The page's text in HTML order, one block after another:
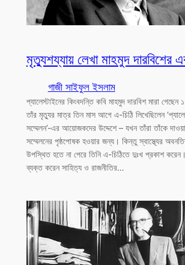
মৃত্যুশয্যায় লেখা মাহমুদ দারবিশের
গাজী সাইফুল ইসলাম
প্যালেস্টাইনের কিংবদন্তি কবি মাহমুদ দারবিশ মারা
তাঁর মৃত্যুর মাত্র তিন মাস আগে এ-চিঠি লিখেছিলেন
সম্মেলন’-এর আয়োজকদের উদ্দেশে – যখন তাঁরা তাঁকে
সম্মেলনের পৃষ্ঠপোষক হওয়ার জন্য। কিন্তু স্বাস্থ্যের
উপস্থিত হতে না পেরে তিনি এ-চিঠিতে দুঃখ প্রকাশ
ব্যক্ত করেন সাহিত্য ও রাজনীতির…